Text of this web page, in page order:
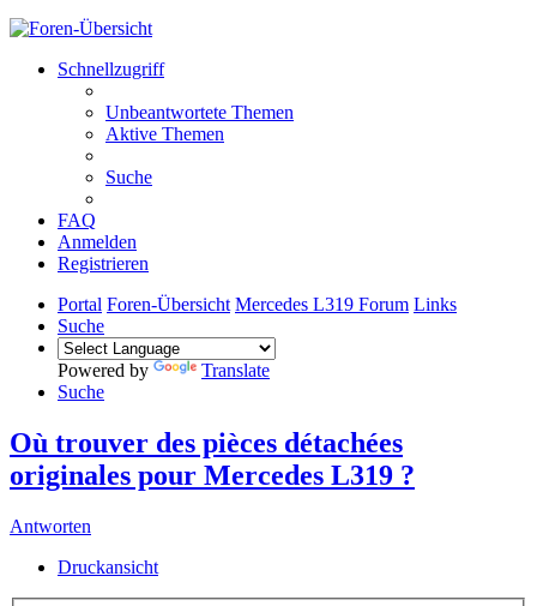
Schnellzugriff
Unbeantwortete Themen
Aktive Themen
Suche
FAQ
Anmelden
Registrieren
Portal Foren-Übersicht Mercedes L319 Forum Links
Suche
Powered by
Translate
Suche
Où trouver des pièces détachées
originales pour Mercedes L319 ?
Antworten
Druckansicht